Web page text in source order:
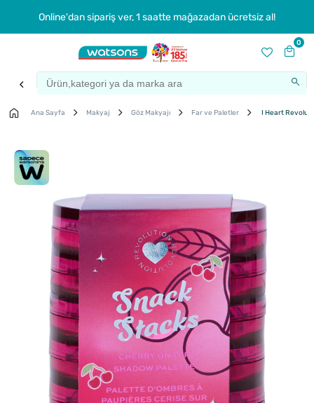
Online'dan sipariş ver, 1 saatte mağazadan ücretsiz al!
0
Ana Sayfa Makyaj Göz Makyajı Far ve Paletler I Heart